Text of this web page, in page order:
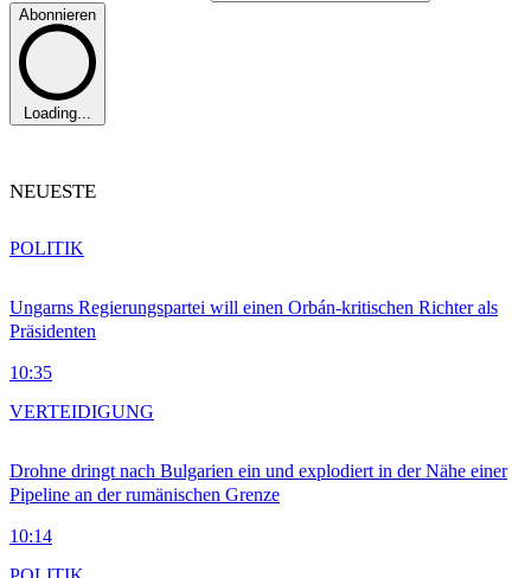
Abonnieren
Loading...
NEUESTE
Ungarns Regierungspartei will einen Orbán-kritischen Richter als
Präsidenten
10:35
POLITIK
Drohne dringt nach Bulgarien ein und explodiert in der Nähe einer
Pipeline an der rumänischen Grenze
10:14
VERTEIDIGUNG